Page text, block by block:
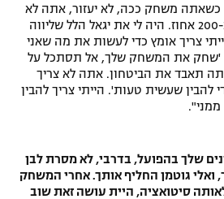
כשאתה משחק ככה, לא יעזור, אתה לא
תביא את היכולות שלך ב-200 אחוז. היה לי את יגאל הלל שליווה
צריך אומץ כדי לעשות את מה שאני
'שחק את המשחק שלך, אל תסתכל על
תאבד את הביטחון. אתה לא צריך
להבין שעשית טעות'. הייתי צריך להבין
ממני".
שלך בהפועל, בדרבי, לא מסרת לבן
גוטמן החליף אותך. אחרי המשחק
סיטואציה, היית עושה זאת שוב